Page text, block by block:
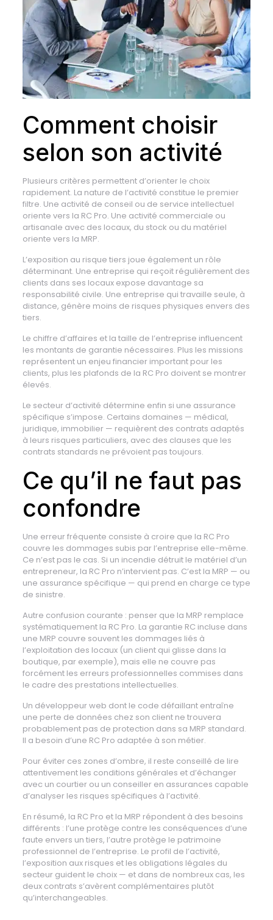
Comment choisir
selon son activité
Plusieurs critères permettent d’orienter le choix
rapidement. La nature de l’activité constitue le premier
filtre. Une activité de conseil ou de service intellectuel
oriente vers la RC Pro. Une activité commerciale ou
artisanale avec des locaux, du stock ou du matériel
oriente vers la MRP.
L’exposition au risque tiers joue également un rôle
déterminant. Une entreprise qui reçoit régulièrement des
clients dans ses locaux expose davantage sa
responsabilité civile. Une entreprise qui travaille seule, à
distance, génère moins de risques physiques envers des
tiers.
Le chiffre d’affaires et la taille de l’entreprise influencent
les montants de garantie nécessaires. Plus les missions
représentent un enjeu financier important pour les
clients, plus les plafonds de la RC Pro doivent se montrer
élevés.
Le secteur d’activité détermine enfin si une assurance
spécifique s’impose. Certains domaines — médical,
juridique, immobilier — requièrent des contrats adaptés
à leurs risques particuliers, avec des clauses que les
contrats standards ne prévoient pas toujours.
Ce qu’il ne faut pas
confondre
Une erreur fréquente consiste à croire que la RC Pro
couvre les dommages subis par l’entreprise elle-même.
Ce n’est pas le cas. Si un incendie détruit le matériel d’un
entrepreneur, la RC Pro n’intervient pas. C’est la MRP — ou
une assurance spécifique — qui prend en charge ce type
de sinistre.
Autre confusion courante : penser que la MRP remplace
systématiquement la RC Pro. La garantie RC incluse dans
une MRP couvre souvent les dommages liés à
l’exploitation des locaux (un client qui glisse dans la
boutique, par exemple), mais elle ne couvre pas
forcément les erreurs professionnelles commises dans
le cadre des prestations intellectuelles.
Un développeur web dont le code défaillant entraîne
une perte de données chez son client ne trouvera
probablement pas de protection dans sa MRP standard.
Il a besoin d’une RC Pro adaptée à son métier.
Pour éviter ces zones d’ombre, il reste conseillé de lire
attentivement les conditions générales et d’échanger
avec un courtier ou un conseiller en assurances capable
d’analyser les risques spécifiques à l’activité.
En résumé, la RC Pro et la MRP répondent à des besoins
différents : l’une protège contre les conséquences d’une
faute envers un tiers, l’autre protège le patrimoine
professionnel de l’entreprise. Le profil de l’activité,
l’exposition aux risques et les obligations légales du
secteur guident le choix — et dans de nombreux cas, les
deux contrats s’avèrent complémentaires plutôt
qu’interchangeables.